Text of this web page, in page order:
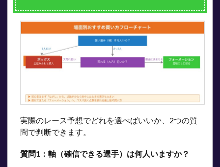
実際のレース予想でどれを選べばいいか、2つの質
問で判断できます。
質問1：軸（確信できる選手）は何人いますか？